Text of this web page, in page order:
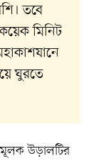
তবে
মিনিট
ঘুরতে
উড়ালটির